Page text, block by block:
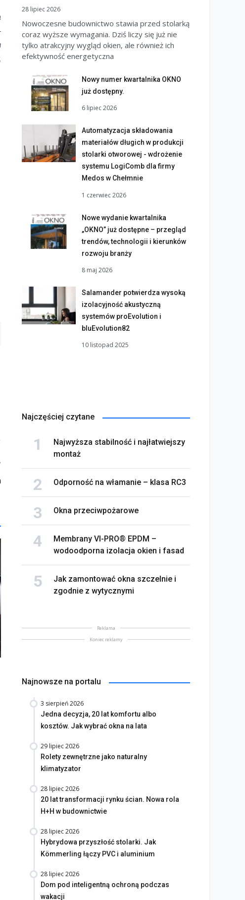
zakupem
13 lipiec 2026
nowy film wizerunkowy
13 lipiec 2026
28 lipiec 2026
Nowoczesne budownictwo stawia przed stolarką
coraz wyższe wymagania. Dziś liczy się już nie
tylko atrakcyjny wygląd okien, ale również ich
efektywność energetyczna
Nowy numer kwartalnika OKNO
już dostępny.
6 lipiec 2026
Automatyzacja składowania
materiałów długich w produkcji
stolarki otworowej - wdrożenie
systemu LogiComb dla firmy
Medos w Chełmnie
1 czerwiec 2026
Nowe wydanie kwartalnika
„OKNO” już dostępne – przegląd
trendów, technologii i kierunków
rozwoju branży
8 maj 2026
Salamander potwierdza wysoką
izolacyjność akustyczną
systemów proEvolution i
bluEvolution82
10 listopad 2025
Najczęściej czytane
Najwyższa stabilność i najłatwiejszy
montaż
Odporność na włamanie – klasa RC3
Okna przeciwpożarowe
Membrany VI-PRO® EPDM –
wodoodporna izolacja okien i fasad
Jak zamontować okna szczelnie i
zgodnie z wytycznymi
Reklama
Koniec reklamy
Najnowsze na portalu
3 sierpień 2026
Jedna decyzja, 20 lat komfortu albo
kosztów. Jak wybrać okna na lata
29 lipiec 2026
Rolety zewnętrzne jako naturalny
klimatyzator
28 lipiec 2026
20 lat transformacji rynku ścian. Nowa rola
H+H w budownictwie
28 lipiec 2026
Hybrydowa przyszłość stolarki. Jak
Kömmerling łączy PVC i aluminium
28 lipiec 2026
Dom pod inteligentną ochroną podczas
wakacji